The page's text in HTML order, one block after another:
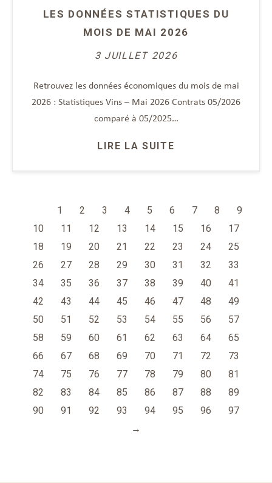
LES DONNÉES STATISTIQUES DU
MOIS DE MAI 2026
3 JUILLET 2026
Retrouvez les données économiques du mois de mai
2026 : Statistiques Vins – Mai 2026 Contrats 05/2026
comparé à 05/2025…
LIRE LA SUITE
1 2 3 4 5 6 7 8
9
10
11 12 13 14 15 16
17
18
19 20 21 22 23 24
25
26
27 28 29 30 31 32
33
34
35 36 37 38 39 40
41
42
43 44 45 46 47 48
49
50
51 52 53 54 55 56
57
58
59 60 61 62 63 64
65
66
67 68 69 70 71 72
73
74
75 76 77 78 79 80
81
82
83 84 85 86 87 88
89
90
91 92 93 94 95 96
97
→